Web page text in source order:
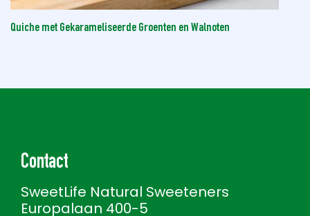
Quiche met Gekarameliseerde Groenten en Walnoten
Contact
SweetLife Natural Sweeteners
Europalaan 400-5